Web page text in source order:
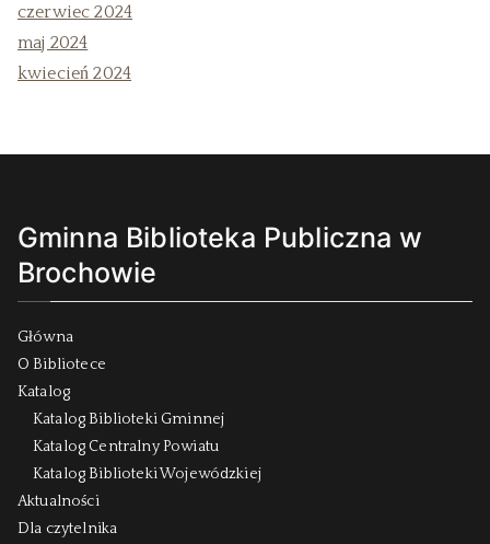
czerwiec 2024
maj 2024
kwiecień 2024
Gminna Biblioteka Publiczna w
Brochowie
Główna
O Bibliotece
Katalog
Katalog Biblioteki Gminnej
Katalog Centralny Powiatu
Katalog Biblioteki Wojewódzkiej
Aktualności
Dla czytelnika